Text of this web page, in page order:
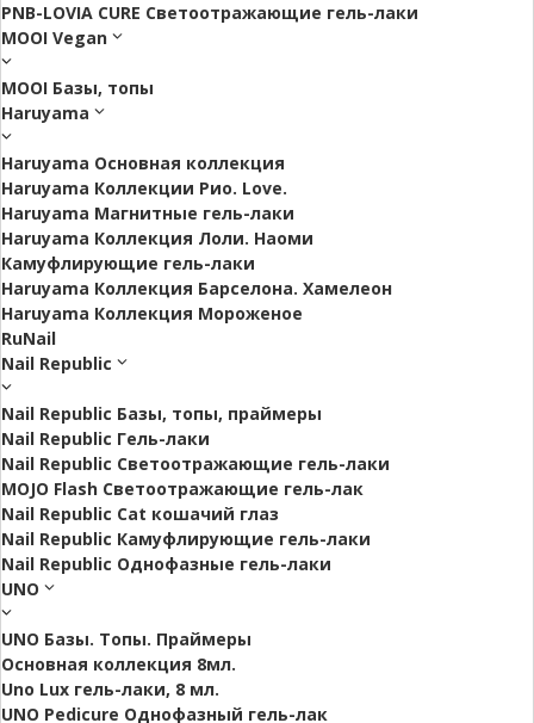
PNB-LOVIA CURE Cветоотражающие гель-лаки
MOOI Vegan
MOOI Базы, топы
Haruyama
Haruyama Основная коллекция
Haruyama Коллекции Рио. Love.
Haruyama Магнитные гель-лаки
Haruyama Коллекция Лоли. Наоми
Камуфлирующие гель-лаки
Haruyama Коллекция Барселона. Хамелеон
Haruyama Коллекция Мороженое
RuNail
Nail Republic
Nail Republic Базы, топы, праймеры
Nail Republic Гель-лаки
Nail Republic Светоотражающие гель-лаки
MOJO Flash Светоотражающие гель-лак
Nail Republic Cat кошачий глаз
Nail Republic Камуфлирующие гель-лаки
Nail Republic Однофазные гель-лаки
UNO
UNO Базы. Топы. Праймеры
Основная коллекция 8мл.
Uno Lux гель-лаки, 8 мл.
UNO Pedicure Однофазный гель-лак